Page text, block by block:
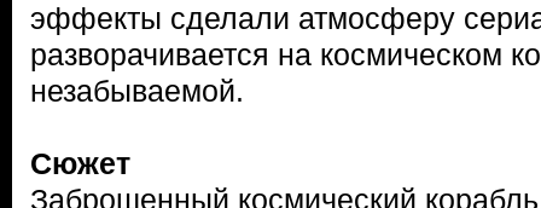
эффекты сделали атмосферу
разворачивается на космическом
незабываемой.
Сюжет
Заброшенный космический